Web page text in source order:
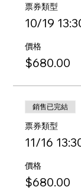
票券類型
10/19
價格
$680.00
銷售已完結
票券類型
11/16
價格
$680.00